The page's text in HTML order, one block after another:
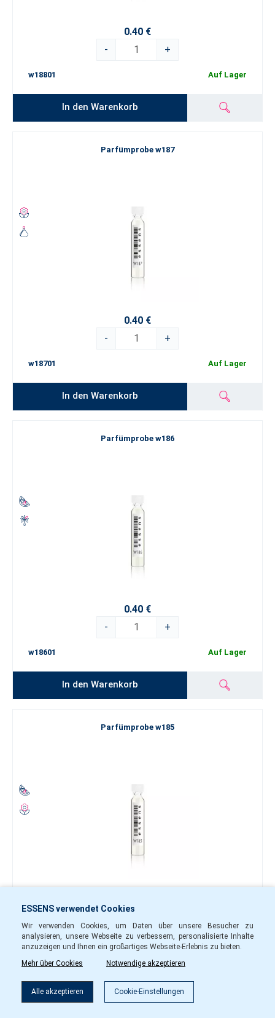
0.40 €
-
+
w18801 Auf Lager
In den Warenkorb
Parfümprobe w187
0.40 €
-
+
w18701 Auf Lager
In den Warenkorb
Parfümprobe w186
0.40 €
-
+
w18601 Auf Lager
In den Warenkorb
Parfümprobe w185
w18501 Auf Lager
ESSENS verwendet Cookies
Wir verwenden Cookies, um Daten über unsere Besucher zu
analysieren, unsere Webseite zu verbessern, personalisierte Inhalte
anzuzeigen und Ihnen ein großartiges Webseite-Erlebnis zu bieten.
Mehr über Cookies
Notwendige akzeptieren
Alle akzeptieren Cookie-Einstellungen